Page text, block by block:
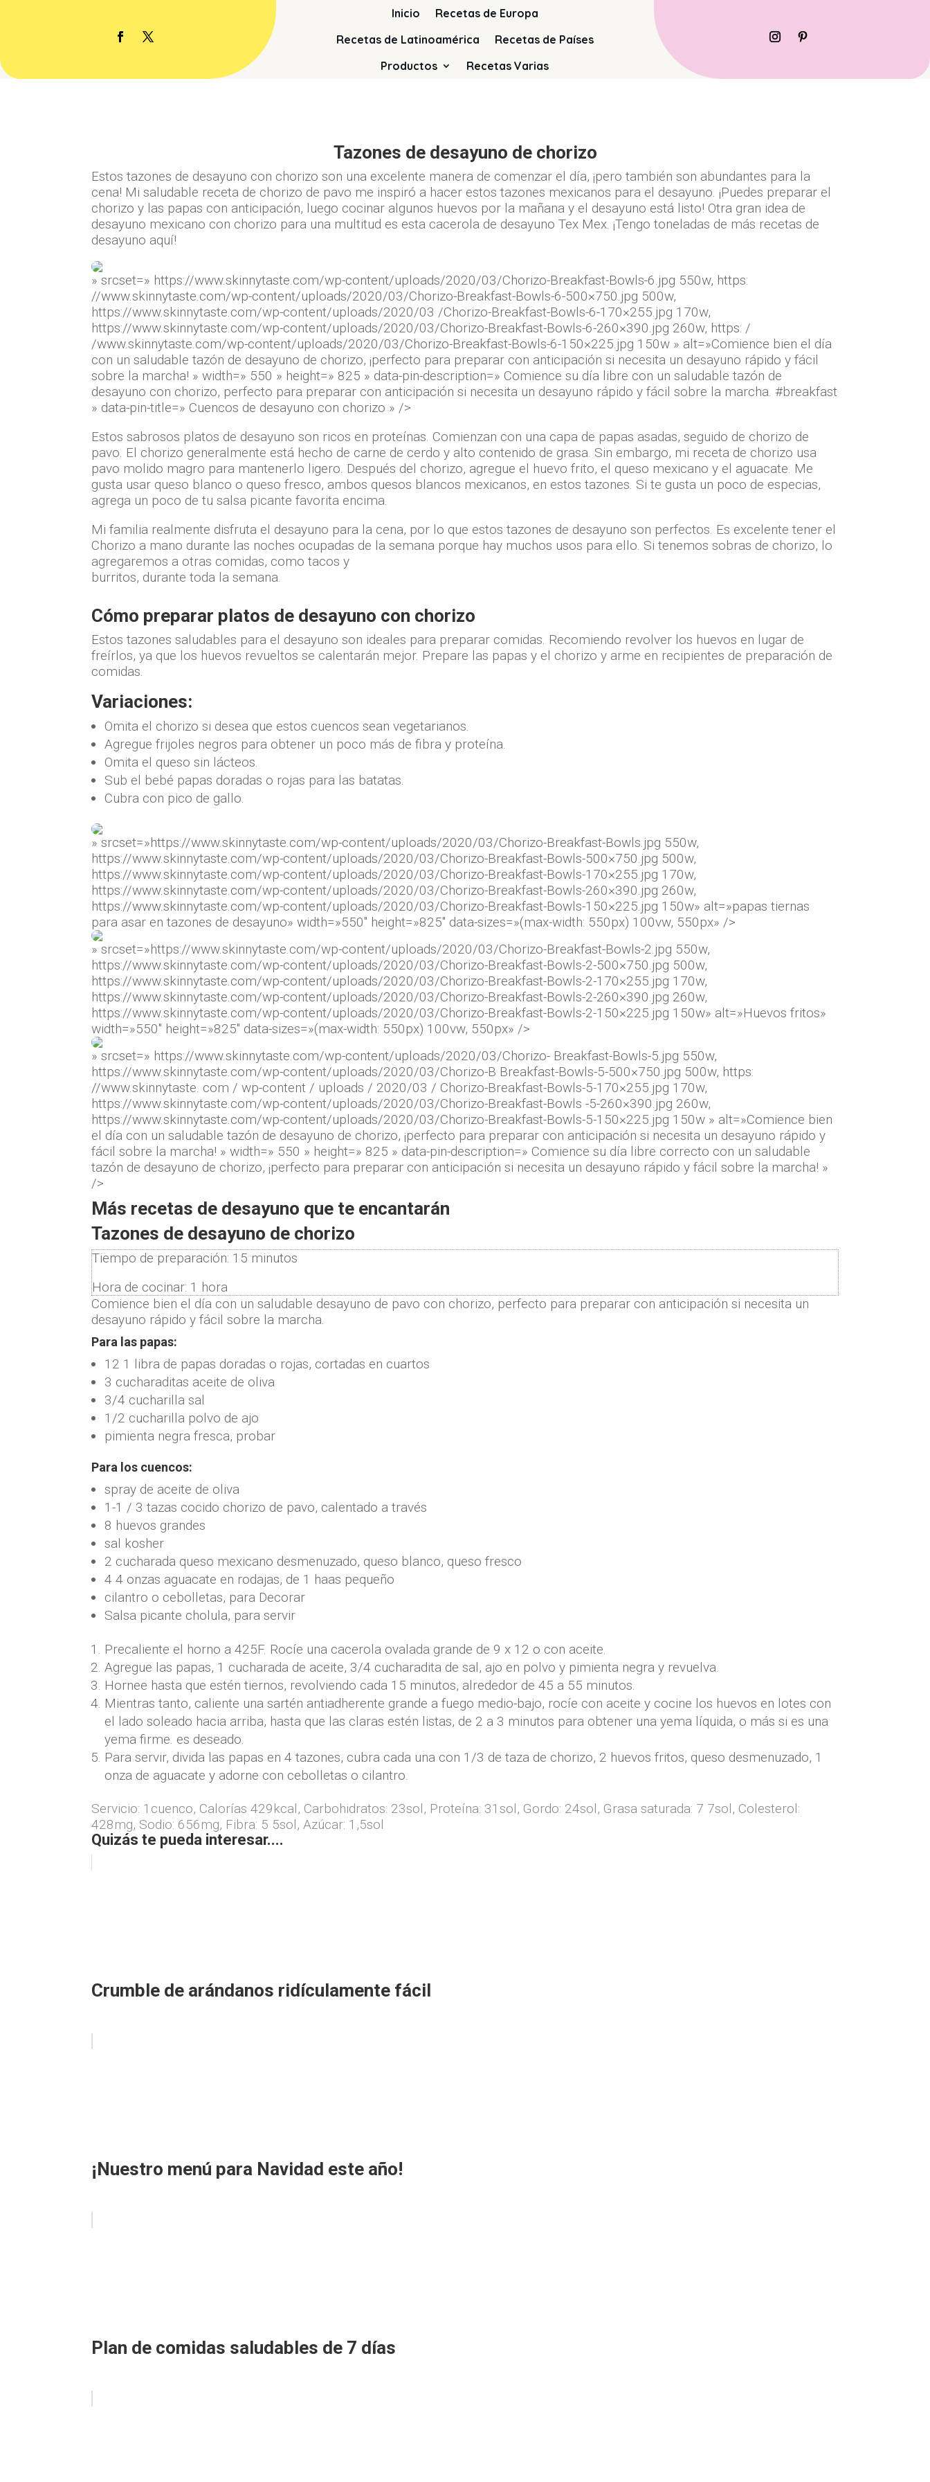
Inicio
Recetas de Europa
Recetas de Latinoamérica
Recetas de Países
Productos
Recetas Varias
Tazones de desayuno de chorizo
Estos tazones de desayuno con chorizo ​​son una excelente manera de comenzar el día, ¡pero también son abundantes para la
cena! Mi saludable receta de chorizo ​​de pavo me inspiró a hacer estos tazones mexicanos para el desayuno. ¡Puedes preparar el
chorizo ​​y las papas con anticipación, luego cocinar algunos huevos por la mañana y el desayuno está listo! Otra gran idea de
desayuno mexicano con chorizo ​​para una multitud es esta cacerola de desayuno Tex Mex. ¡Tengo toneladas de más recetas de
desayuno aquí!
» srcset=» https://www.skinnytaste.com/wp-content/uploads/2020/03/Chorizo-Breakfast-Bowls-6.jpg 550w, https:
//www.skinnytaste.com/wp-content/uploads/2020/03/Chorizo-Breakfast-Bowls-6-500×750.jpg 500w,
https://www.skinnytaste.com/wp-content/uploads/2020/03 /Chorizo-Breakfast-Bowls-6-170×255.jpg 170w,
https://www.skinnytaste.com/wp-content/uploads/2020/03/Chorizo-Breakfast-Bowls-6-260×390.jpg 260w, https: /
/www.skinnytaste.com/wp-content/uploads/2020/03/Chorizo-Breakfast-Bowls-6-150×225.jpg 150w » alt=»Comience bien el día
con un saludable tazón de desayuno de chorizo, ¡perfecto para preparar con anticipación si necesita un desayuno rápido y fácil
sobre la marcha! » width=» 550 » height=» 825 » data-pin-description=» Comience su día libre con un saludable tazón de
desayuno con chorizo, perfecto para preparar con anticipación si necesita un desayuno rápido y fácil sobre la marcha. #breakfast
» data-pin-title=» Cuencos de desayuno con chorizo ​​» />
Estos sabrosos platos de desayuno son ricos en proteínas. Comienzan con una capa de papas asadas, seguido de chorizo ​​de
pavo. El chorizo ​​generalmente está hecho de carne de cerdo y alto contenido de grasa. Sin embargo, mi receta de chorizo ​​usa
pavo molido magro para mantenerlo ligero. Después del chorizo, agregue el huevo frito, el queso mexicano y el aguacate. Me
gusta usar queso blanco o queso fresco, ambos quesos blancos mexicanos, en estos tazones. Si te gusta un poco de especias,
agrega un poco de tu salsa picante favorita encima.
Mi familia realmente disfruta el desayuno para la cena, por lo que estos tazones de desayuno son perfectos. Es excelente tener el
Chorizo ​​a mano durante las noches ocupadas de la semana porque hay muchos usos para ello. Si tenemos sobras de chorizo, lo
agregaremos a otras comidas, como tacos y
burritos, durante toda la semana.
Cómo preparar platos de desayuno con chorizo
Estos tazones saludables para el desayuno son ideales para preparar comidas. Recomiendo revolver los huevos en lugar de
freírlos, ya que los huevos revueltos se calentarán mejor. Prepare las papas y el chorizo ​​y arme en recipientes de preparación de
comidas.
Variaciones:
Omita el chorizo ​​si desea que estos cuencos sean vegetarianos.
Agregue frijoles negros para obtener un poco más de fibra y proteína.
Omita el queso sin lácteos.
Sub el bebé papas doradas o rojas para las batatas.
Cubra con pico de gallo.
» srcset=»https://www.skinnytaste.com/wp-content/uploads/2020/03/Chorizo-Breakfast-Bowls.jpg 550w,
https://www.skinnytaste.com/wp-content/uploads/2020/03/Chorizo-Breakfast-Bowls-500×750.jpg 500w,
https://www.skinnytaste.com/wp-content/uploads/2020/03/Chorizo-Breakfast-Bowls-170×255.jpg 170w,
https://www.skinnytaste.com/wp-content/uploads/2020/03/Chorizo-Breakfast-Bowls-260×390.jpg 260w,
https://www.skinnytaste.com/wp-content/uploads/2020/03/Chorizo-Breakfast-Bowls-150×225.jpg 150w» alt=»papas tiernas
para asar en tazones de desayuno» width=»550″ height=»825″ data-sizes=»(max-width: 550px) 100vw, 550px» />
» srcset=»https://www.skinnytaste.com/wp-content/uploads/2020/03/Chorizo-Breakfast-Bowls-2.jpg 550w,
https://www.skinnytaste.com/wp-content/uploads/2020/03/Chorizo-Breakfast-Bowls-2-500×750.jpg 500w,
https://www.skinnytaste.com/wp-content/uploads/2020/03/Chorizo-Breakfast-Bowls-2-170×255.jpg 170w,
https://www.skinnytaste.com/wp-content/uploads/2020/03/Chorizo-Breakfast-Bowls-2-260×390.jpg 260w,
https://www.skinnytaste.com/wp-content/uploads/2020/03/Chorizo-Breakfast-Bowls-2-150×225.jpg 150w» alt=»Huevos fritos»
width=»550″ height=»825″ data-sizes=»(max-width: 550px) 100vw, 550px» />
» srcset=» https://www.skinnytaste.com/wp-content/uploads/2020/03/Chorizo- Breakfast-Bowls-5.jpg 550w,
https://www.skinnytaste.com/wp-content/uploads/2020/03/Chorizo-B Breakfast-Bowls-5-500×750.jpg 500w, https:
//www.skinnytaste. com / wp-content / uploads / 2020/03 / Chorizo-Breakfast-Bowls-5-170×255.jpg 170w,
https://www.skinnytaste.com/wp-content/uploads/2020/03/Chorizo-Breakfast-Bowls -5-260×390.jpg 260w,
https://www.skinnytaste.com/wp-content/uploads/2020/03/Chorizo-Breakfast-Bowls-5-150×225.jpg 150w » alt=»Comience bien
el día con un saludable tazón de desayuno de chorizo, ¡perfecto para preparar con anticipación si necesita un desayuno rápido y
fácil sobre la marcha! » width=» 550 » height=» 825 » data-pin-description=» Comience su día libre correcto con un saludable
tazón de desayuno de chorizo, ¡perfecto para preparar con anticipación si necesita un desayuno rápido y fácil sobre la marcha! »
/>
Más recetas de desayuno que te encantarán
Tazones de desayuno de chorizo
Tiempo de preparación: 15 minutos
Hora de cocinar: 1 hora
Comience bien el día con un saludable desayuno de pavo con chorizo, perfecto para preparar con anticipación si necesita un
desayuno rápido y fácil sobre la marcha.
Para las papas:
12 1 libra de papas doradas o rojas, cortadas en cuartos
3 cucharaditas aceite de oliva
3/4 cucharilla sal
1/2 cucharilla polvo de ajo
pimienta negra fresca, probar
Para los cuencos:
spray de aceite de oliva
1-1 / 3 tazas cocido chorizo ​​de pavo, calentado a través
8 huevos grandes
sal kosher
2 cucharada queso mexicano desmenuzado, queso blanco, queso fresco
4 4 onzas aguacate en rodajas, de 1 haas pequeño
cilantro o cebolletas, para Decorar
Salsa picante cholula, para servir
Precaliente el horno a 425F. Rocíe una cacerola ovalada grande de 9 x 12 o con aceite.
Agregue las papas, 1 cucharada de aceite, 3/4 cucharadita de sal, ajo en polvo y pimienta negra y revuelva.
Hornee hasta que estén tiernos, revolviendo cada 15 minutos, alrededor de 45 a 55 minutos.
Mientras tanto, caliente una sartén antiadherente grande a fuego medio-bajo, rocíe con aceite y cocine los huevos en lotes con
el lado soleado hacia arriba, hasta que las claras estén listas, de 2 a 3 minutos para obtener una yema líquida, o más si es una
yema firme. es deseado.
Para servir, divida las papas en 4 tazones, cubra cada una con 1/3 de taza de chorizo, 2 huevos fritos, queso desmenuzado, 1
onza de aguacate y adorne con cebolletas o cilantro.
Servicio: 1 cuenco, Calorías 429kcal, Carbohidratos: 23sol, Proteína: 31 sol, Gordo: 24sol, Grasa saturada: 7 7sol, Colesterol:
428mg, Sodio: 656mg, Fibra: 5 5sol, Azúcar: 1,5sol
Quizás te pueda interesar....
Crumble de arándanos ridículamente fácil
¡Nuestro menú para Navidad este año!
Plan de comidas saludables de 7 días